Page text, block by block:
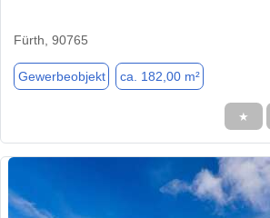
Fürth, 90765
Gewerbeobjekt ca. 182,00 m²
★